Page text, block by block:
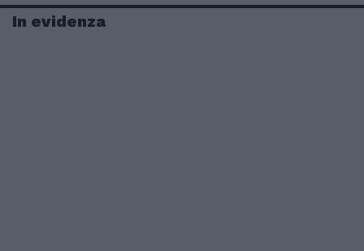
In evidenza